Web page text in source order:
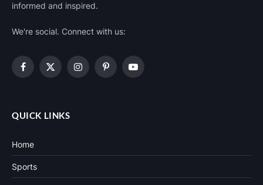
informed and inspired.
We're social. Connect with us:
Facebook
X
InstagramPinterestYouTube
QUICK LINKS
Home
Sports